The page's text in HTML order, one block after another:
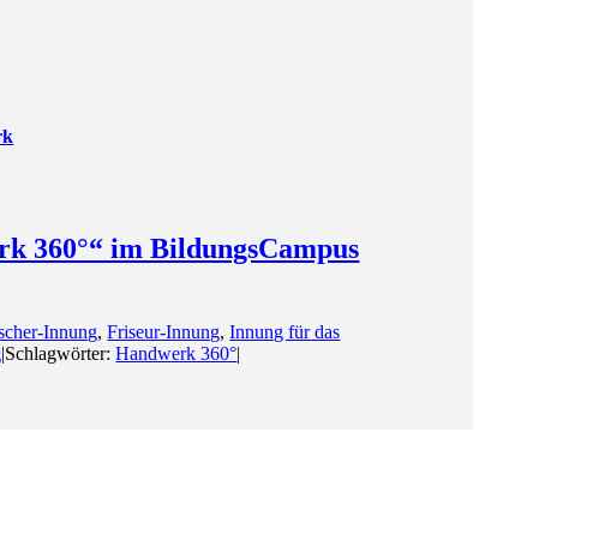
360°“ im BildungsCampus
Innung,Friseur-Innung,Innung für das
|Schlagwörter:Handwerk 360°|